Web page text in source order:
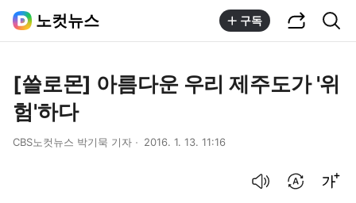
노컷뉴스 구독
[쓸로몬] 아름다운 우리 제주도가 '위
험'하다
CBS노컷뉴스 박기묵 기자 2016. 1. 13. 11:16